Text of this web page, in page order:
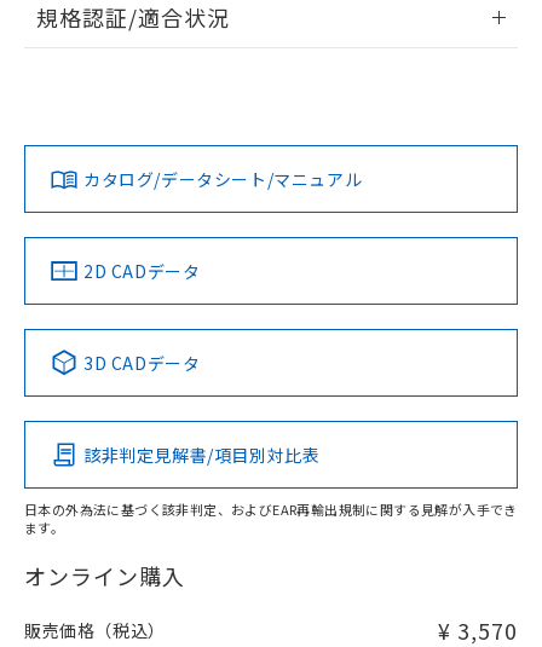
ログイン/会員登録
ダウンロードデータをご利用いただく前に、以下を必ずお読
みください。
ソフトウェアの使用条件
EU RoHS 注意事項・凡例
対応済み
中国 RoHS 注意事項・凡例
Pb Hg Cd Cr(VI)
O
在庫等で未対応品が混在する可能性があります。
問い合わせください。
規格認証/適合状況
カタログ/データシート/マニュアル
2D CADデータ
3D CADデータ
該非判定見解書/項目別対比表
日本の外為法に基づく該非判定、およびEAR再輸出規制に関する見解が入手でき
ます。
オンライン購入
販売価格（税込） ¥ 3,570